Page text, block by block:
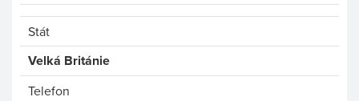
Stát
Velká Británie
Telefon